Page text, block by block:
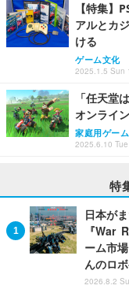
【特集】
アルとカ
ける
ゲーム文化
2025.1.5 Sun
「任天堂
オンライ
家庭用ゲーム
2025.6.10
特
日本が
『War
ーム市
んのロ
2026.8.2